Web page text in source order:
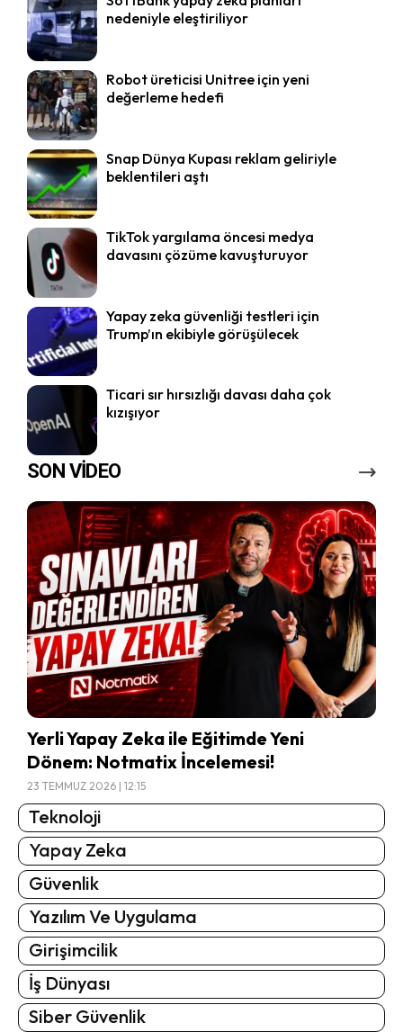
nedeniyle eleştiriliyor
Robot üreticisi Unitree için yeni
değerleme hedefi
Snap Dünya Kupası reklam geliriyle
beklentileri aştı
TikTok yargılama öncesi medya
davasını çözüme kavuşturuyor
Yapay zeka güvenliği testleri için
Trump’ın ekibiyle görüşülecek
Ticari sır hırsızlığı davası daha çok
kızışıyor
SON VİDEO
Yerli Yapay Zeka ile Eğitimde Yeni
Dönem: Notmatix İncelemesi!
23 TEMMUZ 2026 | 12:15
Teknoloji
Yapay Zeka
Güvenlik
Yazılım Ve Uygulama
Girişimcilik
İş Dünyası
Siber Güvenlik